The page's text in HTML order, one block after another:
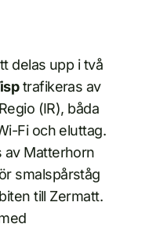
delas upp i två
trafikeras av
(IR), båda
Fi och eluttag.
Matterhorn
smalspårståg
till Zermatt.